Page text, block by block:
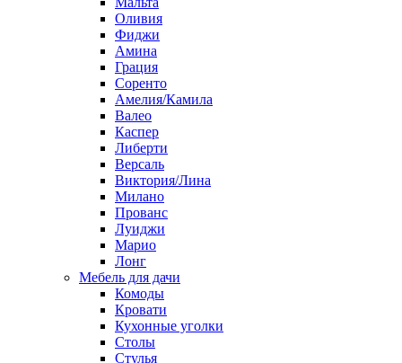
Оливия
Фиджи
Амина
Грация
Соренто
Амелия/Камила
Валео
Каспер
Либерти
Версаль
Виктория/Лина
Милано
Прованс
Луиджи
Марио
Лонг
Мебель для дачи
Комоды
Кровати
Кухонные уголки
Столы
Стулья